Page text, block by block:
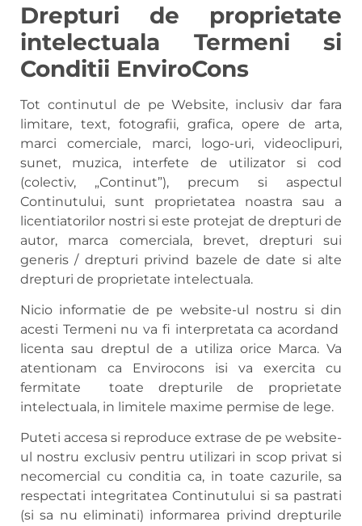
Drepturi de proprietate
intelectuala
Termeni si
Conditii EnviroCons
Tot continutul de pe Website, inclusiv dar fara
limitare, text, fotografii, grafica, opere de arta,
marci comerciale, marci, logo-uri, videoclipuri,
sunet, muzica, interfete de utilizator si cod
(colectiv, „Continut”), precum si aspectul
Continutului, sunt proprietatea noastra sau a
licentiatorilor nostri si este protejat de drepturi de
autor, marca comerciala, brevet, drepturi sui
generis / drepturi privind bazele de date si alte
drepturi de proprietate intelectuala.
Nicio informatie de pe website-ul nostru si din
acesti Termeni nu va fi interpretata ca acordand
licenta sau dreptul de a utiliza orice Marca. Va
atentionam ca Envirocons isi va exercita cu
fermitate toate drepturile de proprietate
intelectuala, in limitele maxime permise de lege.
Puteti accesa si reproduce extrase de pe website-
ul nostru exclusiv pentru utilizari in scop privat si
necomercial cu conditia ca, in toate cazurile, sa
respectati integritatea Continutului si sa pastrati
(si sa nu eliminati) informarea privind drepturile